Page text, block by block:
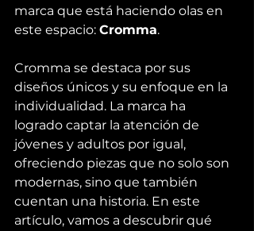
marca que está haciendo olas en
este espacio: Cromma.
Cromma se destaca por sus
diseños únicos y su enfoque en la
individualidad. La marca ha
logrado captar la atención de
jóvenes y adultos por igual,
ofreciendo piezas que no solo son
modernas, sino que también
cuentan una historia. En este
artículo, vamos a descubrir qué